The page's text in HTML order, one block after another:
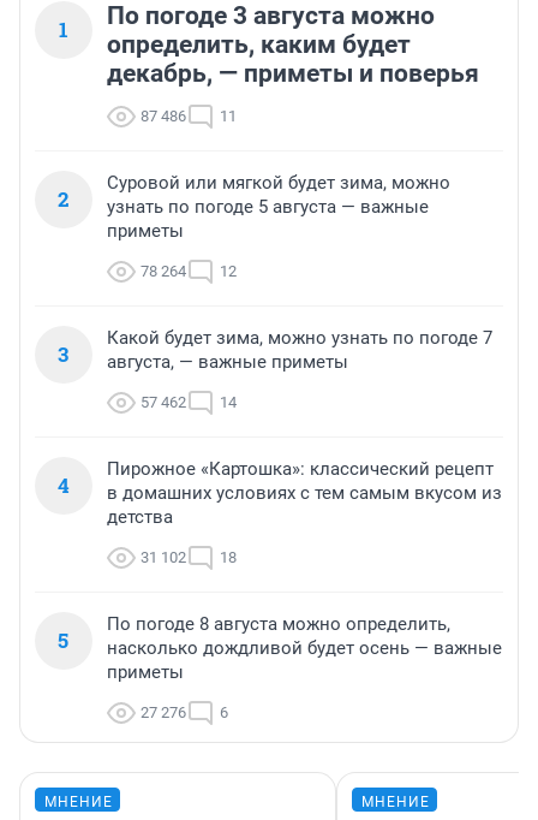
1
По погоде 3 августа можно
определить, каким будет
декабрь, — приметы и поверья
87 486 11
2
Суровой или мягкой будет зима, можно
узнать по погоде 5 августа — важные
приметы
78 264 12
3
Какой будет зима, можно узнать по погоде 7
августа, — важные приметы
57 462 14
4
Пирожное «Картошка»: классический рецепт
в домашних условиях с тем самым вкусом из
детства
31 102 18
5
По погоде 8 августа можно определить,
насколько дождливой будет осень — важные
приметы
27 276 6
МНЕНИЕ МНЕНИЕ